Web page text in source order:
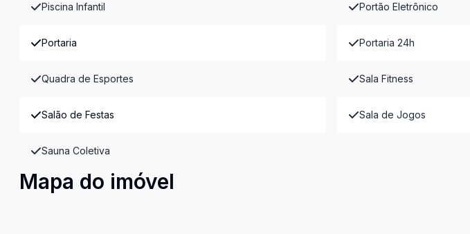
Piscina Infantil Portão Eletrônico
Portaria Portaria 24h
Quadra de Esportes Sala Fitness
Salão de Festas Sala de Jogos
Sauna Coletiva
Mapa do imóvel